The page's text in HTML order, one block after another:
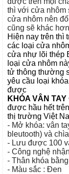
thì với cửa nhôm
cửa nhôm nên
cũng sẽ khác hơn
Hiện nay trên thì
các loại cửa
cửa nhự lõi thép
loại cửa nhôm
tử thông thường
yêu cầu loại
được
KHÓA VÂN TAY
được hầu hết
thị trường Việt
- Mở khóa: vân
bleutooth) và
- Lưu được 100
- Công nghệ
- Thân khóa
- Màu sắc : Đen